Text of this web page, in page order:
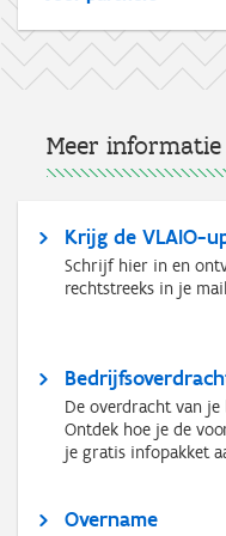
Meer
Krijg de VLAIO-
Schrijf hier in en
rechtstreeks in je
De overdracht van
Ontdek hoe je de
je gratis infopakket
Overname